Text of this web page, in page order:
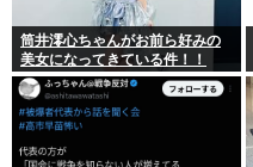
筒井澪心ちゃんがお前ら好みの
美女になってきている件！！